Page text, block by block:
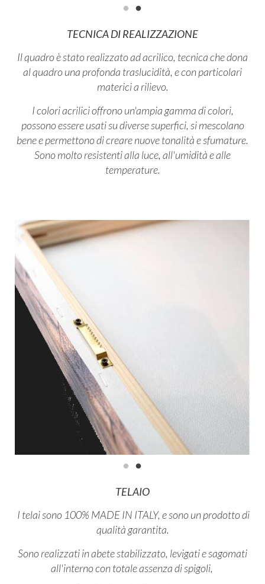
TECNICA DI REALIZZAZIONE
Il quadro è stato realizzato ad acrilico, tecnica chedona
al quadro una profonda traslucidità, e con particolari
materici a rilievo.
I colori acrilici offrono un'ampia gamma di colori,
possono essere usati su diverse superfici, si mescolano
bene e permettono di creare nuove tonalità e sfumature.
Sono molto resistenti alla luce, all'umidità e alle
temperature.
TELAIO
I telai sono 100% MADE IN ITALY, e sono un prodotto di
qualità garantita.
Sono realizzati in abete stabilizzato, levigati e sagomati
all'interno con totale assenza di spigoli,